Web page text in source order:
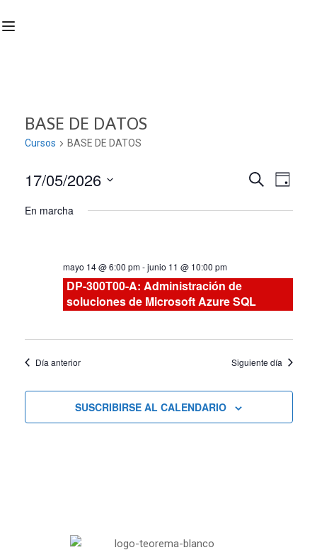
BASE DE DATOS
Cursos BASE DE DATOS
de
y
de
Cursos
BUSCAR
de
DÍA
17/05/2026
fecha.
En marcha
mayo 14 @ 6:00 pm-junio 11 @ 10:00 pm
DP-300T00-A: Administración de
soluciones de Microsoft Azure SQL
Día anterior Siguiente día
SUSCRIBIRSE AL CALENDARIO